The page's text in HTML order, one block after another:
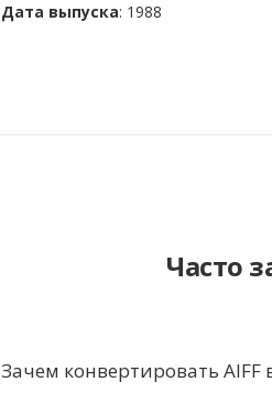
Дата выпуска: 1988
Часто
Зачем конвертировать AIFF